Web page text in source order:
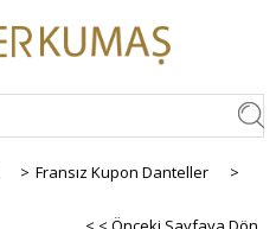
> Fransız Kupon Danteller
>